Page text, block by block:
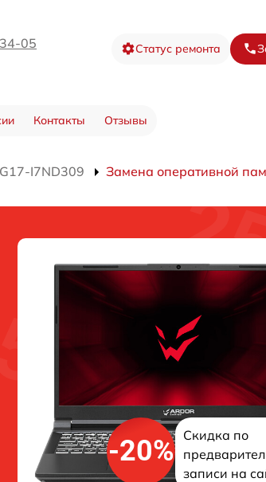
05 Статус ремонта
Контакты Отзывы
I7ND309 Замена оперативной
-20%
Скидка по
записи на